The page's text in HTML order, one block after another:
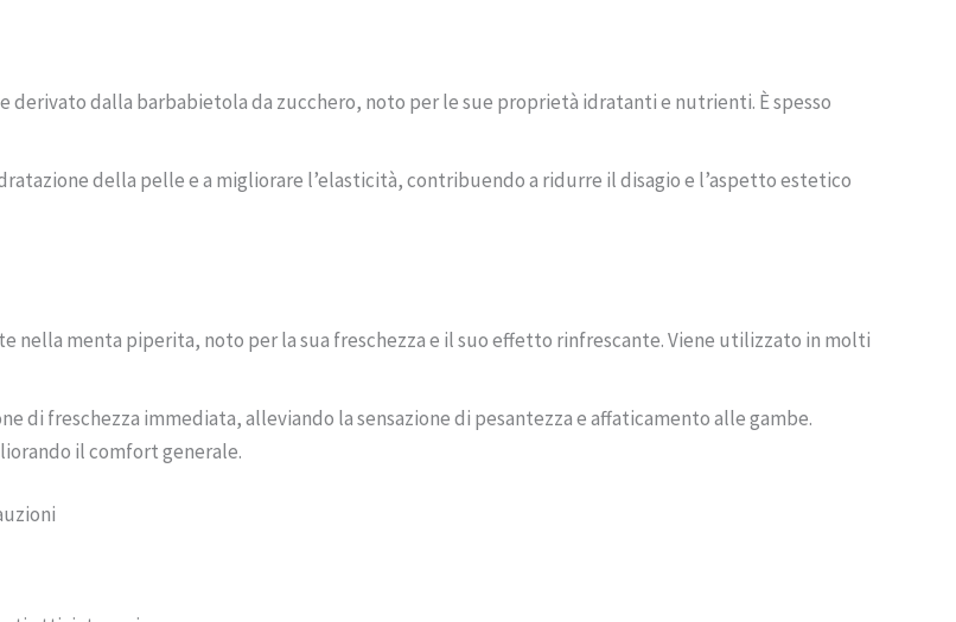
derivato dalla barbabietola da zucchero, noto per le sue proprietà idratanti e nutrienti. È spesso
della pelle e a migliorare l’elasticità, contribuendo a ridurre il disagio e l’aspetto estetico
nella menta piperita, noto per la sua freschezza e il suo effetto rinfrescante. Viene utilizzato in molti
di freschezza immediata, alleviando la sensazione di pesantezza e affaticamento alle gambe.
il comfort generale.